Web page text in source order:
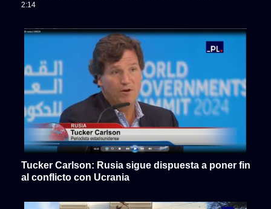
2:14
Tucker Carlson: Rusia sigue dispuesta a poner fin
al conflicto con Ucrania